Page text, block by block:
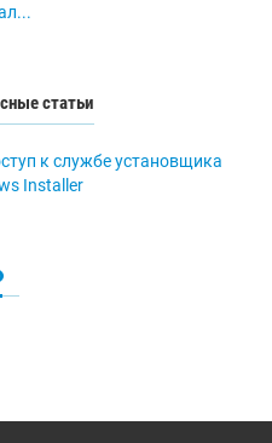
статьи
к службе установщика
Installer